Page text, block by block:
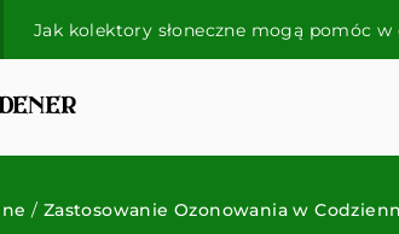
Jak kolektory słoneczne mogą pomóc
/ Zastosowanie Ozonowania w